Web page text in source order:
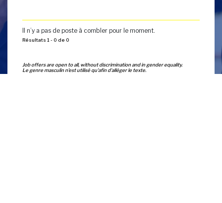
Il n’y a pas de poste à combler pour le moment.
Résultats 1 - 0 de 0
Job offers are open to all, without discrimination and in gender equality.
Le genre masculin n’est utilisé qu'afin d’alléger le texte.